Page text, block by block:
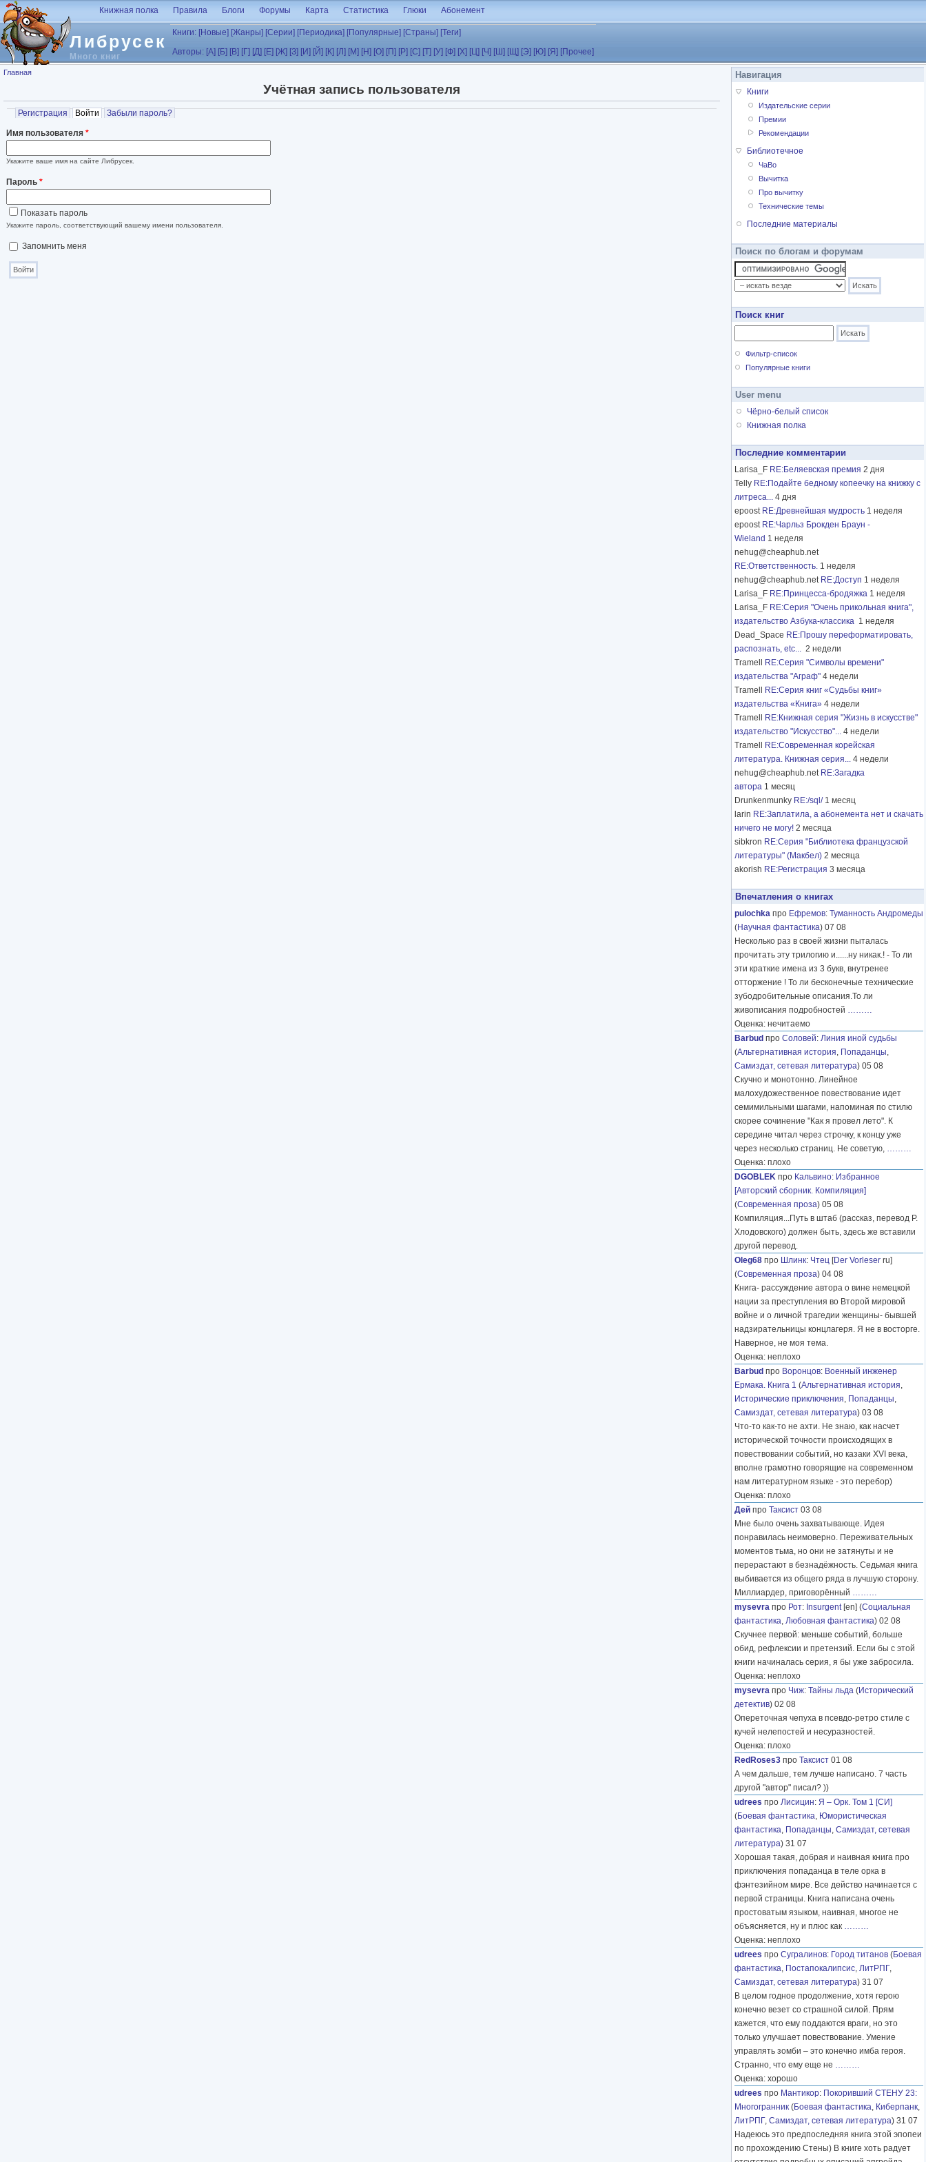
Перейти к основному содержанию
Либрусек
Много книг
Книжная полка Правила Блоги Форумы Карта Статистика Глюки Абонемент
Книги: [Новые] [Жанры] [Серии] [Периодика] [Популярные] [Страны] [Теги]
Авторы: [А] [Б] [В] [Г] [Д] [Е] [Ж] [З] [И] [Й] [К] [Л] [М] [Н] [О] [П] [Р] [С] [Т] [У] [Ф] [Х] [Ц] [Ч] [Ш] [Щ] [Э] [Ю] [Я] [Прочее]
Вы здесь
Главная
Учётная запись пользователя
Главные вкладки
Регистрация Войти (активная вкладка)
Забыли пароль?
Имя пользователя *
Укажите ваше имя на сайте Либрусек.
Пароль *
Показать пароль
Укажите пароль, соответствующий вашему имени пользователя.
Запомнить меня
Навигация
Книги
Издательские серии
Премии
Рекомендации
Библиотечное
ЧаВо
Вычитка
Про вычитку
Технические темы
Последние материалы
Поиск по блогам и форумам
Поиск книг
Фильтр-список
Популярные книги
User menu
Чёрно-белый список
Книжная полка
Последние комментарии
Larisa_F RE:Беляевская премия 2 дня
Telly RE:Подайте бедному копеечку на книжку с
литреса... 4 дня
epoost RE:Древнейшая мудрость 1 неделя
epoost RE:Чарльз Брокден Браун -
Wieland 1 неделя
nehug@cheaphub.net
RE:Ответственность. 1 неделя
nehug@cheaphub.net RE:Доступ 1 неделя
Larisa_F RE:Принцесса-бродяжка 1 неделя
Larisa_F RE:Серия "Очень прикольная книга",
издательство Азбука-классика 1 неделя
Dead_Space RE:Прошу переформатировать,
распознать, etc... 2 недели
Tramell
RE:Серия "Символы времени"
издательства "Аграф" 4 недели
Tramell
RE:Серия книг «Судьбы книг»
издательства «Книга» 4 недели
Tramell
RE:Книжная серия "Жизнь в искусстве"
издательство "Искусство"... 4 недели
Tramell
RE:Современная корейская
литература. Книжная серия... 4 недели
nehug@cheaphub.net RE:Загадка
автора 1 месяц
Drunkenmunky RE:/sql/ 1 месяц
larin RE:Заплатила, а абонемента нет и скачать
ничего не могу! 2 месяца
sibkron RE:Серия "Библиотека французской
литературы" (Макбел) 2 месяца
akorish RE:Регистрация 3 месяца
Впечатления о книгах
pulochka про Ефремов: Туманность Андромеды
(Научная фантастика) 07 08
Несколько раз в своей жизни пыталась
прочитать эту трилогию и......ну никак.! - То ли
эти краткие имена из 3 букв, внутренее
отторжение ! То ли бесконечные технические
зубодробительные описания.То ли
живописания подробностей ………
Оценка: нечитаемо
Barbud про Соловей: Линия иной судьбы
(Альтернативная история, Попаданцы,
Самиздат, сетевая литература) 05 08
Скучно и монотонно. Линейное
малохудожественное повествование идет
семимильными шагами, напоминая по стилю
скорее сочинение "Как я провел лето". К
середине читал через строчку, к концу уже
через несколько страниц. Не советую, ………
Оценка: плохо
DGOBLEK про Кальвино: Избранное
[Авторский сборник. Компиляция]
(Современная проза) 05 08
Компиляция...Путь в штаб (рассказ, перевод Р.
Хлодовского) должен быть, здесь же вставили
другой перевод.
Oleg68 про Шлинк: Чтец [Der Vorleser ru]
(Современная проза) 04 08
Книга- рассуждение автора о вине немецкой
нации за преступления во Второй мировой
войне и о личной трагедии женщины- бывшей
надзирательницы концлагеря. Я не в восторге.
Наверное, не моя тема.
Оценка: неплохо
Barbud про Воронцов: Военный инженер
Ермака. Книга 1 (Альтернативная история,
Исторические приключения, Попаданцы,
Самиздат, сетевая литература) 03 08
Что-то как-то не ахти. Не знаю, как насчет
исторической точности происходящих в
повествовании событий, но казаки XVI века,
вполне грамотно говорящие на современном
нам литературном языке - это перебор)
Оценка: плохо
Дей про Таксист 03 08
Мне было очень захватывающе. Идея
понравилась неимоверно. Переживательных
моментов тьма, но они не затянуты и не
перерастают в безнадёжность. Седьмая книга
выбивается из общего ряда в лучшую сторону.
Миллиардер, приговорённый ………
mysevra про Рот: Insurgent[en] (Социальная
фантастика, Любовная фантастика) 02 08
Скучнее первой: меньше событий, больше
обид, рефлексии и претензий. Если бы с этой
книги начиналась серия, я бы уже забросила.
Оценка: неплохо
mysevra про Чиж: Тайны льда (Исторический
детектив) 02 08
Опереточная чепуха в псевдо-ретро стиле с
кучей нелепостей и несуразностей.
Оценка: плохо
RedRoses3 про Таксист 01 08
А чем дальше, тем лучше написано. 7 часть
другой "автор" писал? ))
udrees про Лисицин: Я – Орк. Том 1 [СИ]
(Боевая фантастика, Юмористическая
фантастика, Попаданцы, Самиздат, сетевая
литература) 31 07
Хорошая такая, добрая и наивная книга про
приключения попаданца в теле орка в
фэнтезийном мире. Все действо начинается с
первой страницы. Книга написана очень
простоватым языком, наивная, многое не
объясняется, ну и плюс как ………
Оценка: неплохо
udrees про Сугралинов: Город титанов (Боевая
фантастика, Постапокалипсис, ЛитРПГ,
Самиздат, сетевая литература) 31 07
В целом годное продолжение, хотя герою
конечно везет со страшной силой. Прям
кажется, что ему поддаются враги, но это
только улучшает повествование. Умение
управлять зомби – это конечно имба героя.
Странно, что ему еще не ………
Оценка: хорошо
udrees про Мантикор: Покоривший СТЕНУ 23:
Многогранник (Боевая фантастика, Киберпанк,
ЛитРПГ, Самиздат, сетевая литература) 31 07
Надеюсь это предпоследняя книга этой эпопеи
по прохождению Стены) В книге хоть радует